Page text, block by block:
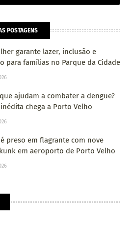
POSTAGENS
garante lazer, inclusão e
para famílias no Parque da Cidade
ajudam a combater a dengue?
chega a Porto Velho
preso em flagrante com nove
em aeroporto de Porto Velho